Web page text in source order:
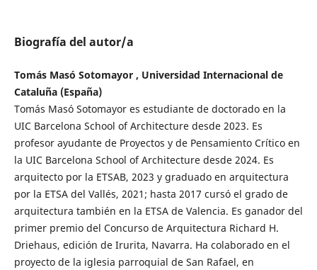
Biografía del autor/a
Tomás Masó Sotomayor , Universidad Internacional de
Cataluña (España)
Tomás Masó Sotomayor es estudiante de doctorado en la
UIC Barcelona School of Architecture desde 2023. Es
profesor ayudante de Proyectos y de Pensamiento Crítico en
la UIC Barcelona School of Architecture desde 2024. Es
arquitecto por la ETSAB, 2023 y graduado en arquitectura
por la ETSA del Vallés, 2021; hasta 2017 cursó el grado de
arquitectura también en la ETSA de Valencia. Es ganador del
primer premio del Concurso de Arquitectura Richard H.
Driehaus, edición de Irurita, Navarra. Ha colaborado en el
proyecto de la iglesia parroquial de San Rafael, en